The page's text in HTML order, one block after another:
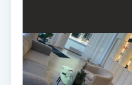
Ny frisyr